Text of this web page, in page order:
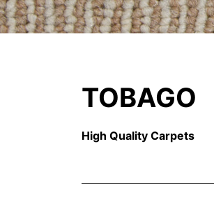
TOBAGO
High Quality Carpets